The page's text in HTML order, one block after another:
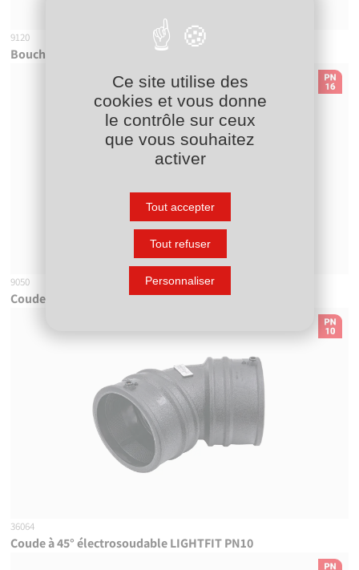
9120
Bouchon de fin de ligne électrosoudable PN16
9050
Coude à 90° électrosoudable PN16
36064
Coude à 45° électrosoudable LIGHTFIT PN10
Ce site utilise des
cookies et vous donne
le contrôle sur ceux
que vous souhaitez
activer
Tout accepter
Tout refuser
Personnaliser